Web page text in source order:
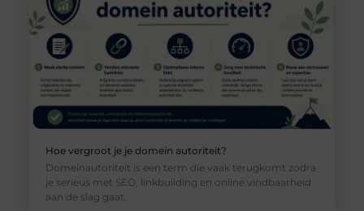
Hoe vergroot je je domein autoriteit?
Domeinautoriteit is een term die vaak terugkomt zodra
je serieus met SEO, linkbuilding en online vindbaarheid
aan de slag gaat.